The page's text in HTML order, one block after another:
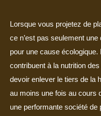
Lorsque vous projetez de
ce n’est pas seulement
pour une cause
contribuent à la nutrition
devoir enlever le tiers de la
au moins une fois au cours
une performante société